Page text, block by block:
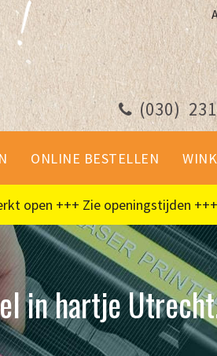
(030)
ONLINE BESTELLEN
+++ Zie openingstijden +++
in hartje